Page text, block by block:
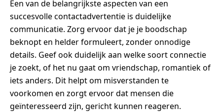
Een van de belangrijkste aspecten van een
succesvolle contactadvertentie is duidelijke
communicatie. Zorg ervoor dat je je boodschap
beknopt en helder formuleert, zonder onnodige
details. Geef ook duidelijk aan welke soort connectie
je zoekt, of het nu gaat om vriendschap, romantiek of
iets anders. Dit helpt om misverstanden te
voorkomen en zorgt ervoor dat mensen die
geïnteresseerd zijn, gericht kunnen reageren.